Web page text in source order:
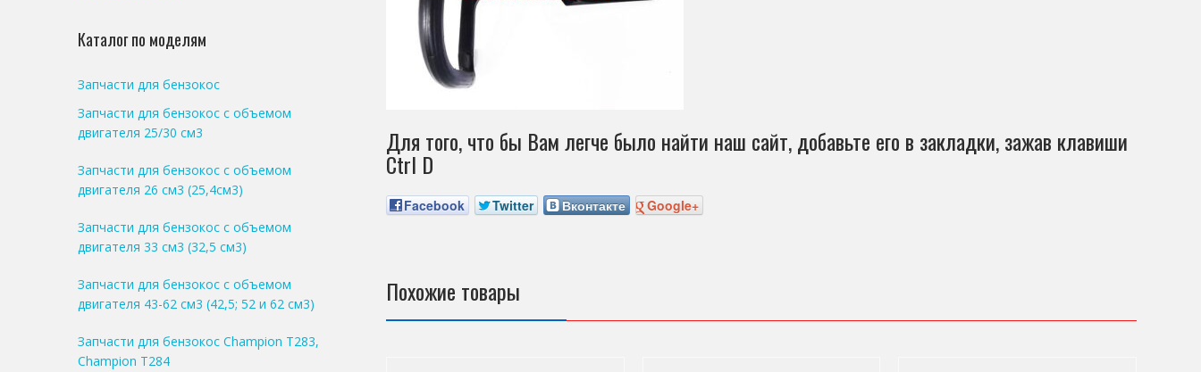
Для того, что бы Вам легче было найти наш сайт, добавьте его в закладки, зажав клавиши
Ctrl D
Facebook Twitter Вконтакте Google+
Похожие товары
Каталог по моделям
Запчасти для бензокос
Запчасти для бензокос с объемом
двигателя 25/30 см3
Запчасти для бензокос с объемом
двигателя 26 см3 (25,4см3)
Запчасти для бензокос с объемом
двигателя 33 см3 (32,5 см3)
Запчасти для бензокос с объемом
двигателя 43-62 см3 (42,5; 52 и 62 см3)
Запчасти для бензокос Champion T283,
Champion T284